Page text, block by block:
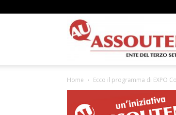
Home Ecco il programma di EXPO